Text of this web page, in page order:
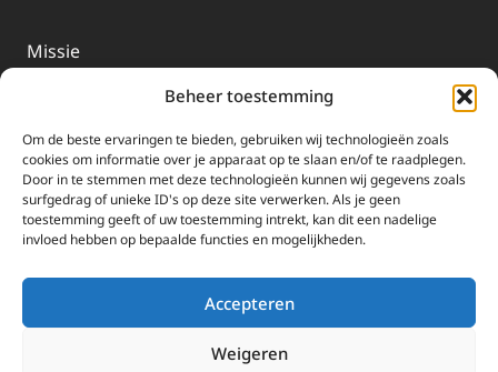
Beheer toestemming
Om de beste ervaringen te bieden, gebruiken wij technologieën zoals
cookies om informatie over je apparaat op te slaan en/of te raadplegen.
Door in te stemmen met deze technologieën kunnen wij gegevens zoals
surfgedrag of unieke ID's op deze site verwerken. Als je geen
toestemming geeft of uw toestemming intrekt, kan dit een nadelige
invloed hebben op bepaalde functies en mogelijkheden.
Accepteren
Weigeren
Missie
EWTN-Team
Organisatiegegevens
Doneren
EWTN wordt uitsluitend gefinancierd door uw donaties.
Wij ontvangen bewust geen advertentie-inkomsten of